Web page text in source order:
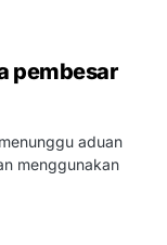
pembesar
aduan
menggunakan